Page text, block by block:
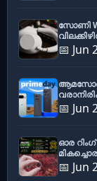
സോണി
📅 Jun
ആമസോൺ
📅 Jun
ഓര റിംഗ്
📅 Jun